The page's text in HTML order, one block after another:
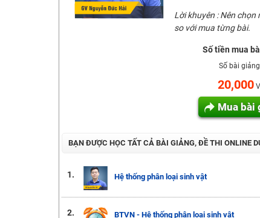
Khai giảng các khóa lớp 9 Toán - Lý - Hóa - Văn - Anh
Khai giảng khóa Ngữ văn 7 - xây nền vững chắc cho
Luyện thi vào lớp 10 môn Toán, Văn, Hóa, Anh, Lý
Lời khuyên : Nên
so với mua từng bài.
Số tiền mua
Số bài
20,000
Mua bài
BẠN ĐƯỢC HỌC TẤT CẢ BÀI GIẢNG, ĐỀ THI ONLINE
1. Hệ thống phân loại sinh vật
2. BTVN - Hệ thống phân loại sinh vật